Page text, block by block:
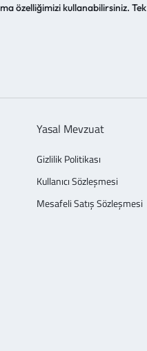
özelliğimizi kullanabilirsiniz. Tek
Yasal Mevzuat
Gizlilik Politikası
Kullanıcı Sözleşmesi
Mesafeli Satış Sözleşmesi